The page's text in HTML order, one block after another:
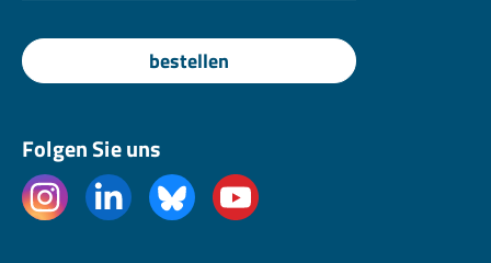
bestellen
Folgen Sie uns